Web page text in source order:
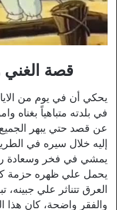
قصة الغني
يحكي أن في يوم من
في بلدته متباهياً بغناه
عن قصد حتي يبهر
إليه خلال سيره في
يمشي في فخر وسعادة
يحمل علي ظهره حزمة
العرق تتناثر علي جبينه،
والفقر واضحة، كان هذا